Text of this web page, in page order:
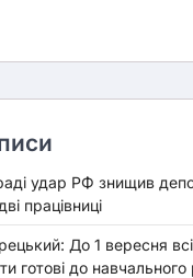
удар РФ знищив
працівниці
До 1 вересня
готові до навчального